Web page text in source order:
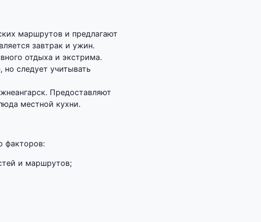
маршрутов и предлагают
завтрак и ужин.
отдыха и экстрима.
следует учитывать
Предоставляют
местной кухни.
факторов:
и маршрутов;